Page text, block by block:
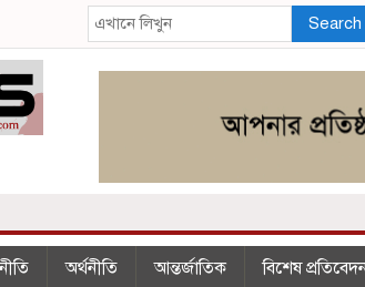
Search
অর্থনীতি আন্তর্জাতিক বিশেষ